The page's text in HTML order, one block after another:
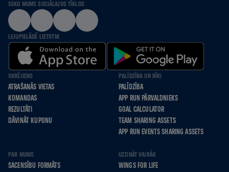
SEKO MUMS SOCIĀLAJOS TĪKLOS
LEJUPIELĀDĒ LIETOTNI
SKRĒJIENS
ATRAŠANĀS VIETAS
KOMANDAS
REZULTĀTI
DĀVINĀT KUPONU
PALĪDZĪBA UN RĪKI
PALĪDZĪBA
APP RUN PĀRVALDNIEKS
GOAL CALCULATOR
TEAM SHARING ASSETS
APP RUN EVENTS SHARING ASSETS
PAR MUMS
SACENSĪBU FORMĀTS
UZZINĀT VAIRĀK
WINGS FOR LIFE